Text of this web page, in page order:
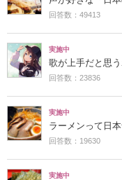
回答数：49413
実施中
歌が上手だと思
回答数：23836
実施中
ラーメンって日
回答数：19630
実施中